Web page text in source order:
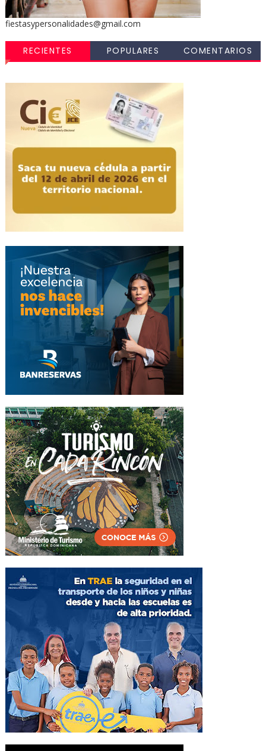
fiestasypersonalidades@gmail.com
RECIENTES POPULARES COMENTARIOS